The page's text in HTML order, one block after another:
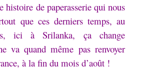
histoire de paperasserie qui nous
que ces derniers temps, au
ici à Srilanka, ça change
va quand même pas renvoyer
à la fin du mois d’août !